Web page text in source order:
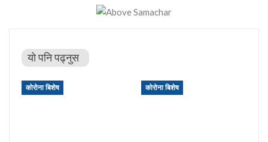
यो पनि पढ्नुस
कोरोना बिशेष कोरोना बिशेष